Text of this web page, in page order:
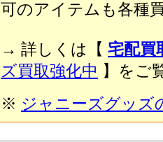
可のアイテムも各種
→ 詳しくは【 宅配買
ズ買取強化中 】をご
※ ジャニーズグッズ